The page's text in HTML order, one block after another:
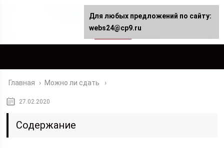
Главная › Можно ли сдать
27.02.2020
Содержание
Для любых предложений по сайту:
webs24@cp9.ru